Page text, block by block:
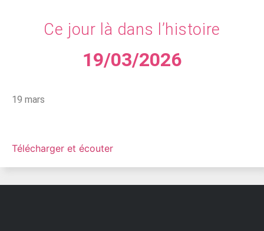
Ce jour là dans l’histoire
19/03/2026
19 mars
Télécharger et écouter